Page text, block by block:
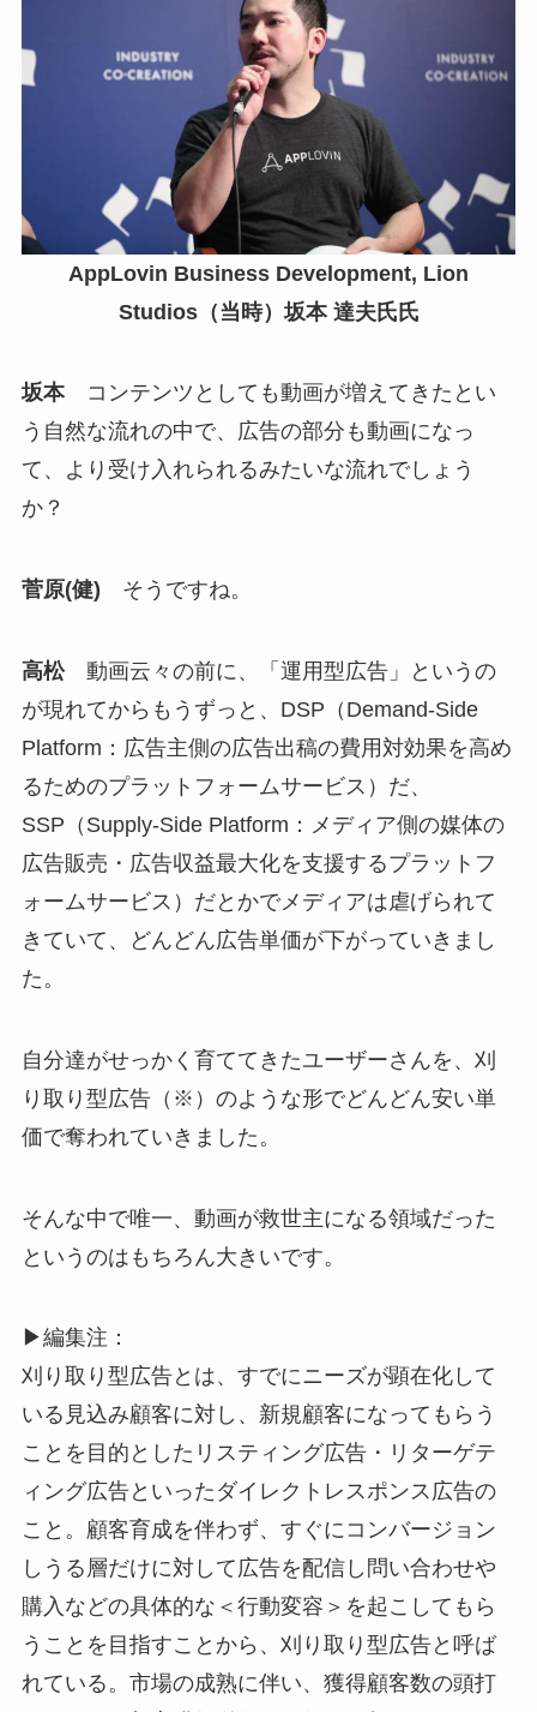
AppLovin Business Development, Lion
Studios（当時）坂本 達夫氏氏
坂本コンテンツとしても動画が増えてきたとい
う自然な流れの中で、広告の部分も動画になっ
て、より受け入れられるみたいな流れでしょう
か？
菅原(健) そうですね。
高松動画云々の前に、「運用型広告」というの
が現れてからもうずっと、DSP（Demand-Side
Platform：広告主側の広告出稿の費用対効果を高め
るためのプラットフォームサービス）だ、
SSP（Supply-Side Platform：メディア側の媒体の
広告販売・広告収益最大化を支援するプラットフ
ォームサービス）だとかでメディアは虐げられて
きていて、どんどん広告単価が下がっていきまし
た。
自分達がせっかく育ててきたユーザーさんを、刈
り取り型広告（※）のような形でどんどん安い単
価で奪われていきました。
そんな中で唯一、動画が救世主になる領域だった
というのはもちろん大きいです。
▶編集注：
刈り取り型広告とは、すでにニーズが顕在化して
いる見込み顧客に対し、新規顧客になってもらう
ことを目的としたリスティング広告・リターゲテ
ィング広告といったダイレクトレスポンス広告の
こと。顧客育成を伴わず、すぐにコンバージョン
しうる層だけに対して広告を配信し問い合わせや
購入などの具体的な＜行動変容＞を起こしてもら
うことを目指すことから、刈り取り型広告と呼ば
れている。市場の成熟に伴い、獲得顧客数の頭打